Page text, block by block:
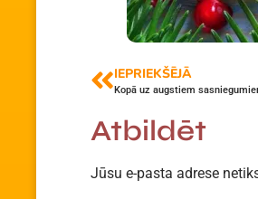
IEPRIEKŠĒJĀ
Kopā uz augstiem
Atbildēt
Jūsu e-pasta adrese